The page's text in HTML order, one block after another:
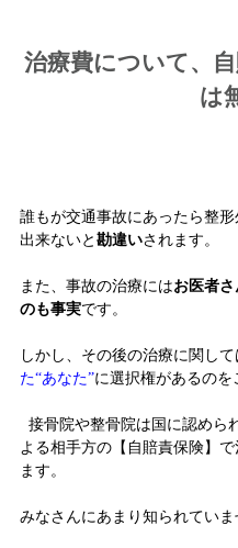
治療費について、
は
誰もが交通事故にあったら整
出来ないと 勘違いされます。
また、事故の治療にはお医者
のも事実です。
しかし、その後の治療に関して
た“あなた”に選択権があるのを
接骨院や整骨院は国に認めら
よる相手方の【自賠責保険】
ます。
みなさんにあまり知られていま